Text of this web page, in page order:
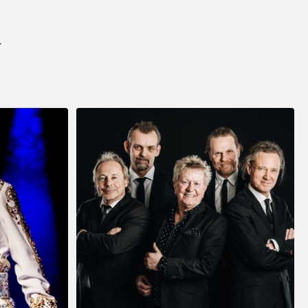
Poul & Karin, Nivå
"Vi har kun ros til underholdningen til vores
fest. Det blev et meget vellykket
arrangement som vi kan kigge tilbage på
med glæde i mange år fremover. Mange tak
til jer".